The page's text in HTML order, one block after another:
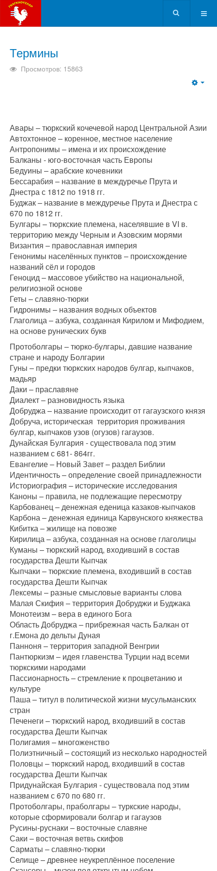
Термины
Просмотров: 15863
Авары – тюркский кочечевой народ Центральной Азии
Автохтонное – коренное, местное население
Антропонимы – имена и их происхождение
Балканы - юго-восточная часть Европы
Бедуины – арабские кочевники
Бессарабия – название в междуречье Прута и
Днестра с 1812 по 1918 гг.
Буджак – название в междуречье Прута и Днестра с
670 по 1812 гг.
Булгары – тюркские племена, населявшие в VI в.
территорию между Черным и Азовским морями
Византия – православная империя
Генонимы населённых пунктов – происхождение
названий сёл и городов
Геноцид – массовое убийство на национальной,
религиозной основе
Геты – славяно-тюрки
Гидронимы – названия водных объектов
Глаголица – азбука, созданная Кирилом и Мифодием,
на основе рунических букв
Протоболгары – тюрко-булгары, давшие название
стране и народу Болгарии
Гуны – предки тюркских народов булгар, кыпчаков,
мадьяр
Даки – праславяне
Диалект – разновидность языка
Добруджа – название происходит от гагаузского князя
Добруча, историческая территория проживания
булгар, кыпчаков узов (огузов) гагаузов.
Дунайская Булгария - существовала под этим
названием с 681- 864гг.
Евангелие – Новый Завет – раздел Библии
Идентичность – определение своей принадлежности
Историография – исторические исследования
Каноны – правила, не подлежащие пересмотру
Карбованец – денежная еденица казаков-кыпчаков
Карбона – денежная единица Карвунского княжества
Кибитка – жилище на повозке
Кирилица – азбука, созданная на основе глаголицы
Куманы – тюркский народ, входивший в состав
государства Дешти Кыпчак
Кыпчаки – тюркские племена, входивший в состав
государства Дешти Кыпчак
Лексемы – разные смысловые варианты слова
Малая Скифия – территория Добруджи и Буджака
Монотеизм – вера в единого Бога
Область Добруджа – прибрежная часть Балкан от
г.Емона до дельты Дуная
Панноня – территория западной Венгрии
Пантюркизм – идея главенства Турции над всеми
тюркскими народами
Пассионарность – стремление к процветанию и
культуре
Паша – титул в политической жизни мусульманских
стран
Печенеги – тюркский народ, входивший в состав
государства Дешти Кыпчак
Полигамия – многоженство
Полиэтничный – состоящий из несколько народностей
Половцы – тюркский народ, входивший в состав
государства Дешти Кыпчак
Придунайская Булгария - существовала под этим
названием с 670 по 680 гг.
Протоболгары, праболгары – туркские народы,
которые сформировали болгар и гагаузов
Русины-руснаки – восточные славяне
Саки – восточная ветвь скифов
Сарматы – славяно-тюрки
Селище – древнее неукреплённое поселение